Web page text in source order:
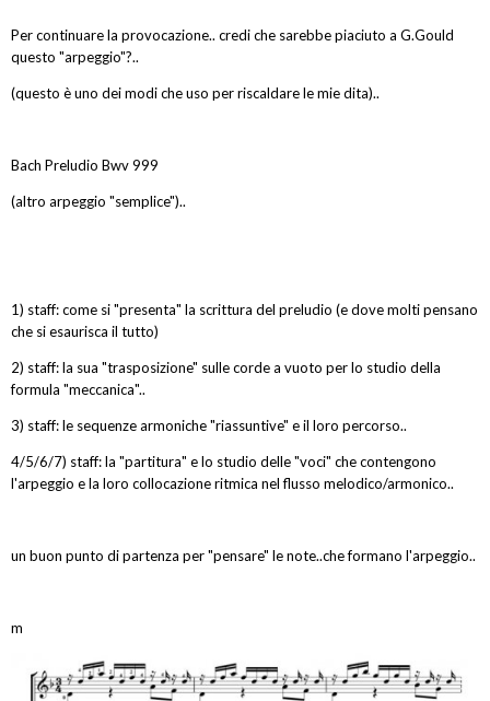
Per continuare la provocazione.. credi che sarebbe piaciuto a G.Gould
questo "arpeggio"?..
(questo è uno dei modi che uso per riscaldare le mie dita)..
Bach Preludio Bwv 999
(altro arpeggio "semplice")..
1) staff: come si "presenta" la scrittura del preludio (e dove molti pensano
che si esaurisca il tutto)
2) staff: la sua "trasposizione" sulle corde a vuoto per lo studio della
formula "meccanica"..
3) staff: le sequenze armoniche "riassuntive" e il loro percorso..
4/5/6/7) staff: la "partitura" e lo studio delle "voci" che contengono
l'arpeggio e la loro collocazione ritmica nel flusso melodico/armonico..
un buon punto di partenza per "pensare" le note..che formano l'arpeggio..
m